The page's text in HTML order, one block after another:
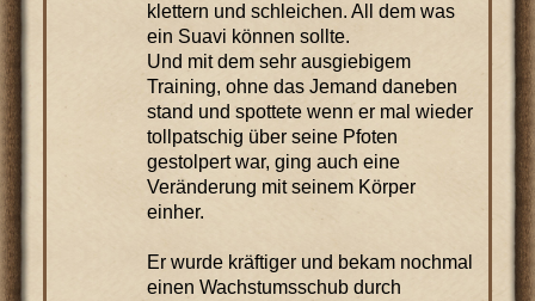
klettern und schleichen. All dem was
ein Suavi können sollte.
Und mit dem sehr ausgiebigem
Training, ohne das Jemand daneben
stand und spottete wenn er mal wieder
tollpatschig über seine Pfoten
gestolpert war, ging auch eine
Veränderung mit seinem Körper
einher.
Er wurde kräftiger und bekam nochmal
einen Wachstumsschub durch